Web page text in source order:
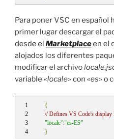
Para poner VSC en español
primer lugar descargar el
desde el Marketplaceen el
alojados los diferentes
modificar el archivo
variable «locale» con «es» o
{
// Defines VS Code's display
"locale":"es-ES"
}